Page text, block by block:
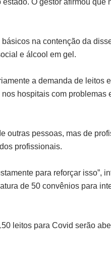
na contenção da
e álcool em gel.
a demanda de leitos
hospitais com problemas
outras pessoas, mas de
profissionais.
para reforçar isso”,
de 50 convênios para
leitos para Covid serão